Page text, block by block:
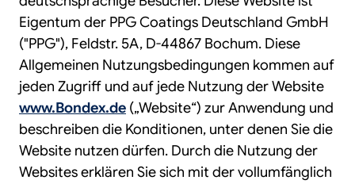
Eigentum der PPG Coatings Deutschland GmbH
("PPG"), Feldstr. 5A, D-44867 Bochum. Diese
Allgemeinen Nutzungsbedingungen kommen auf
jeden Zugriff und auf jede Nutzung der Website
www.Bondex.de („Website“) zur Anwendung und
beschreiben die Konditionen, unter denen Sie die
Website nutzen dürfen. Durch die Nutzung der
Websites erklären Sie sich mit der vollumfänglich